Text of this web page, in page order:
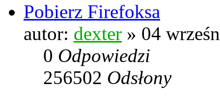
Pobierz Firefoksa
autor: dexter » 04
0 Odpowiedzi
256502 Odsłony